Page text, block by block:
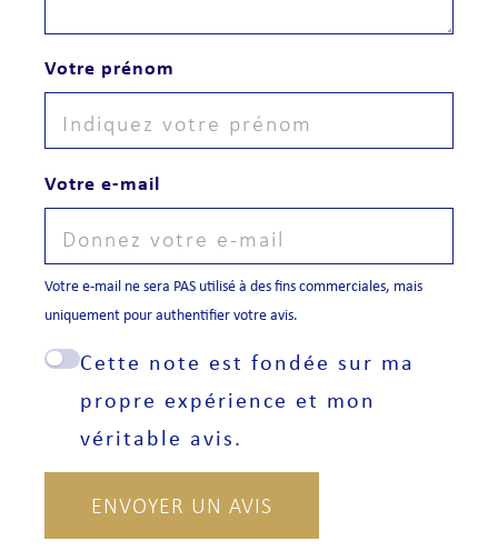
Votre prénom
Votre e-mail
Votre e-mail ne sera PAS utilisé à des fins commerciales, mais
uniquement pour authentifier votre avis.
Cette note est fondée sur ma
propre expérience et mon
véritable avis.
ENVOYER UN AVIS